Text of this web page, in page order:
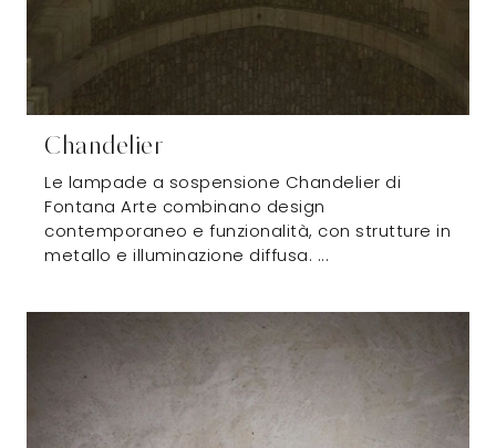
Chandelier
Le lampade a sospensione Chandelier di
Fontana Arte combinano design
contemporaneo e funzionalità, con strutture in
metallo e illuminazione diffusa. ...